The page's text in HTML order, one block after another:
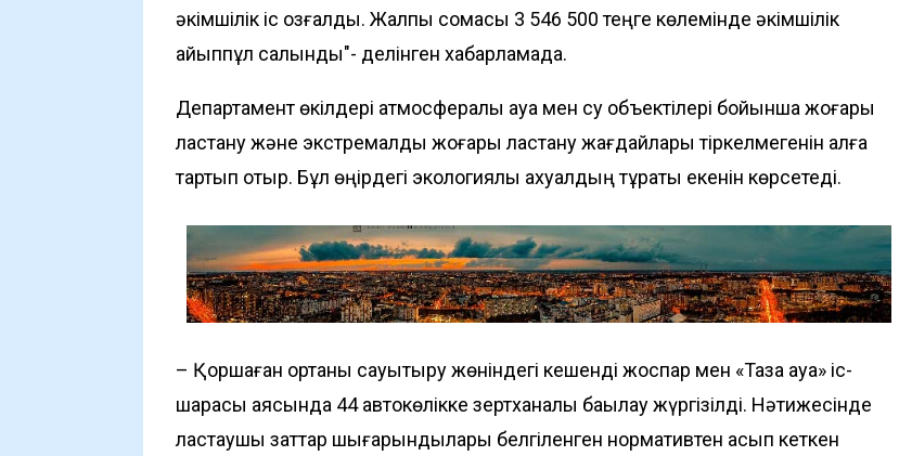
әкімшілік іс қозғалды. Жалпы сомасы 3 546 500 теңге көлемінде әкімшілік
айыппұл салынды"- делінген хабарламада.
Департамент өкілдері атмосфералық ауа мен су объектілері бойынша жоғары
ластану және экстремалды жоғары ластану жағдайлары тіркелмегенін алға
тартып отыр. Бұл өңірдегі экологиялық ахуалдың тұрақты екенін көрсетеді.
– Қоршаған ортаны сауықтыру жөніндегі кешенді жоспар мен «Таза ауа» іс-
шарасы аясында 44 автокөлікке зертханалық бақылау жүргізілді. Нәтижесінде
ластаушы заттар шығарындылары белгіленген нормативтен асып кеткен